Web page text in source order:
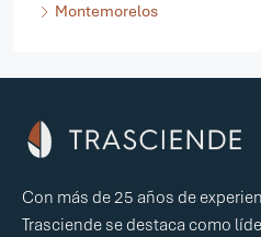
Montemorelos
Con más de 25 años de
Trasciende se destaca como